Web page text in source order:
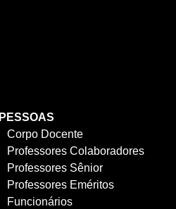
PESSOAS
Corpo Docente
Professores Colaboradores
Professores Sênior
Professores Eméritos
Funcionários